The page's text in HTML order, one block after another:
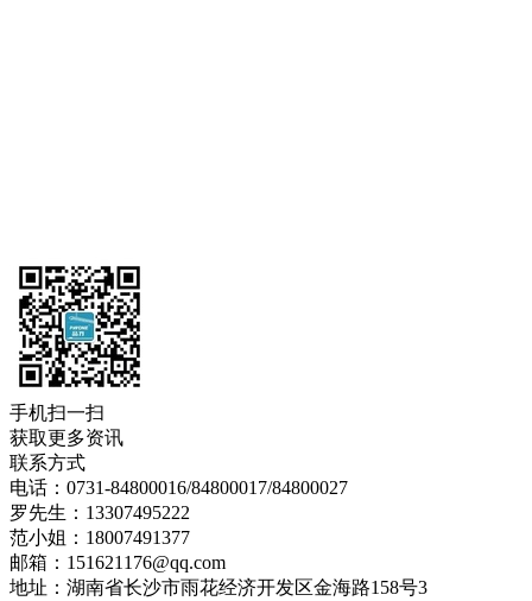
手机扫一扫
获取更多资讯
联系方式
电话：0731-84800016/84800017/84800027
罗先生：13307495222
范小姐：18007491377
邮箱：151621176@qq.com
地址：湖南省长沙市雨花经济开发区金海路158号3